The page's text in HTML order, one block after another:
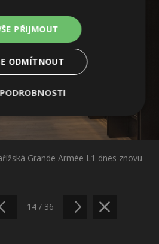
Grande Armée L1 dnes znovu
na Pinterestu
14 / 36
PŘIJMOUT
ODMÍTNOUT
Výkonové
Soubory